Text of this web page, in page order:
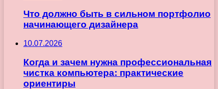
Что должно быть в сильном портфолио
начинающего дизайнера
10.07.2026
Когда и зачем нужна профессиональная
чистка компьютера: практические
ориентиры